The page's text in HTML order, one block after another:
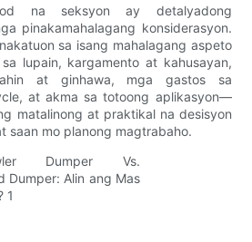
na seksyon ay detalyadong
pinakamahalagang konsiderasyon.
sa isang mahalagang aspeto
lupain, kargamento at kahusayan,
at ginhawa, mga gastos sa
at akma sa totoong aplikasyon—
matalinong at praktikal na desisyon
saan mo planong magtrabaho.